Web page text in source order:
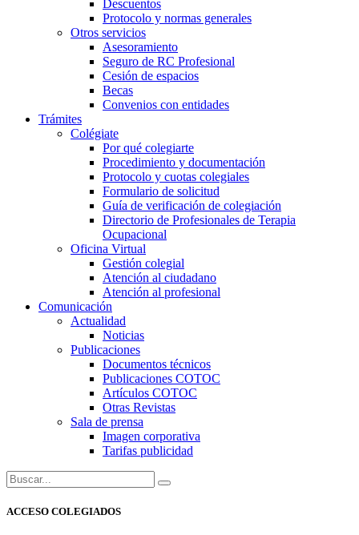
Descuentos
Protocolo y normas generales
Otros servicios
Asesoramiento
Seguro de RC Profesional
Cesión de espacios
Becas
Convenios con entidades
Trámites
Colégiate
Por qué colegiarte
Procedimiento y documentación
Protocolo y cuotas colegiales
Formulario de solicitud
Guía de verificación de colegiación
Directorio de Profesionales de Terapia
Ocupacional
Oficina Virtual
Gestión colegial
Atención al ciudadano
Atención al profesional
Comunicación
Actualidad
Noticias
Publicaciones
Documentos técnicos
Publicaciones COTOC
Artículos COTOC
Otras Revistas
Sala de prensa
Imagen corporativa
Tarifas publicidad
Buscar:
ACCESO COLEGIADOS